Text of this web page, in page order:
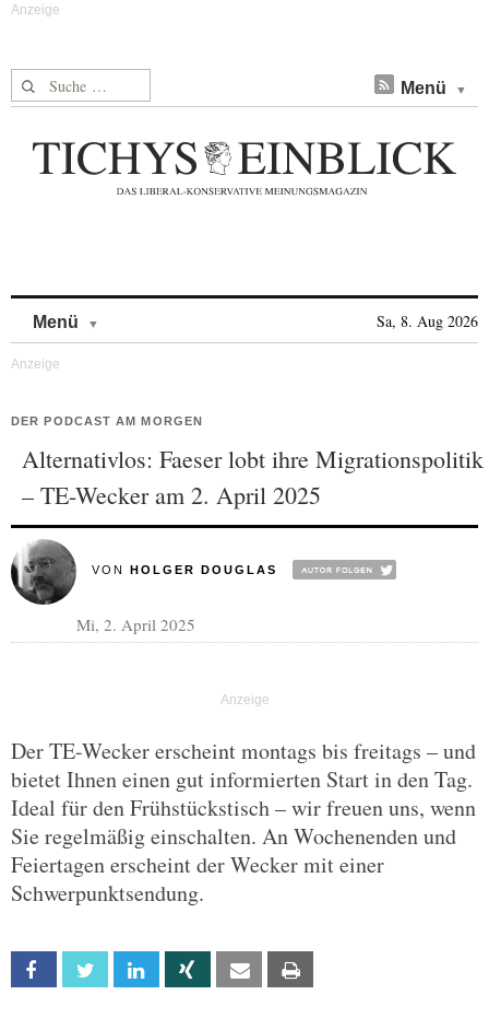
Suche nach: Menü
Menü Sa, 8. Aug 2026
DER PODCAST AM MORGEN
Alternativlos: Faeser lobt ihre Migrationspolitik
– TE-Wecker am 2. April 2025
VON HOLGER DOUGLAS
Mi, 2. April 2025
Der TE-Wecker erscheint montags bis freitags – und
bietet Ihnen einen gut informierten Start in den Tag.
Ideal für den Frühstückstisch – wir freuen uns, wenn
Sie regelmäßig einschalten. An Wochenenden und
Feiertagen erscheint der Wecker mit einer
Schwerpunktsendung.
Facebook Twitter Linkedin Xing Email